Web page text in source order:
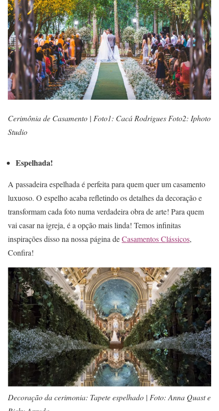
Cerimônia de Casamento | Foto1: Cacá Rodrigues Foto2: Iphoto
Studio
Espelhada!
A passadeira espelhada é perfeita para quem quer um casamento
luxuoso. O espelho acaba refletindo os detalhes da decoração e
transformam cada foto numa verdadeira obra de arte! Para quem
vai casar na igreja, é a opção mais linda! Temos infinitas
inspirações disso na nossa página deCasamentos Clássicos,
Confira!
Decoração da cerimonia: Tapete espelhado | Foto: Anna Quast e